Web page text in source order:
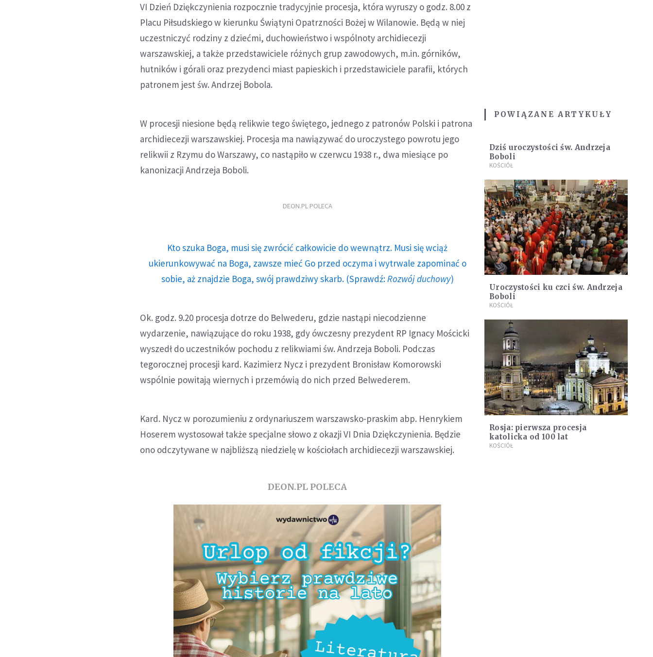
VI Dzień Dziękczynienia rozpocznie tradycyjnie procesja, która wyruszy o godz. 8.00 z
Placu Piłsudskiego w kierunku Świątyni Opatrzności Bożej w Wilanowie. Będą w niej
uczestniczyć rodziny z dziećmi, duchowieństwo i wspólnoty archidiecezji
warszawskiej, a także przedstawiciele różnych grup zawodowych, m.in. górników,
hutników i górali oraz prezydenci miast papieskich i przedstawiciele parafii, których
patronem jest św. Andrzej Bobola.
W procesji niesione będą relikwie tego świętego, jednego z patronów Polski i patrona
archidiecezji warszawskiej. Procesja ma nawiązywać do uroczystego powrotu jego
relikwii z Rzymu do Warszawy, co nastąpiło w czerwcu 1938 r., dwa miesiące po
kanonizacji Andrzeja Boboli.
DEON.PL POLECA
Kto szuka Boga, musi się zwrócić całkowicie do wewnątrz. Musi się wciąż
ukierunkowywać na Boga, zawsze mieć Go przed oczyma i wytrwale zapominać o
sobie, aż znajdzie Boga, swój prawdziwy skarb. (Sprawdź: Rozwój duchowy)
Ok. godz. 9.20 procesja dotrze do Belwederu, gdzie nastąpi niecodzienne
wydarzenie, nawiązujące do roku 1938, gdy ówczesny prezydent RP Ignacy Mościcki
wyszedł do uczestników pochodu z relikwiami św. Andrzeja Boboli. Podczas
tegorocznej procesji kard. Kazimierz Nycz i prezydent Bronisław Komorowski
wspólnie powitają wiernych i przemówią do nich przed Belwederem.
Kard. Nycz w porozumieniu z ordynariuszem warszawsko-praskim abp. Henrykiem
Hoserem wystosował także specjalne słowo z okazji VI Dnia Dziękczynienia. Będzie
ono odczytywane w najbliższą niedzielę w kościołach archidiecezji warszawskiej.
DEON.PL POLECA
POWIĄZANE ARTYKUŁY
Dziś uroczystości św. Andrzeja
Boboli
KOŚCIÓŁ
Uroczystości ku czci św. Andrzeja
Boboli
KOŚCIÓŁ
Rosja: pierwsza procesja
katolicka od 100 lat
KOŚCIÓŁ